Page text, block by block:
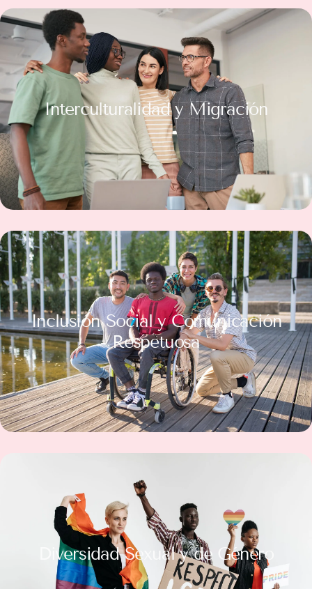
Interculturalidad y Migración
Inclusión Social y Comunicación
Respetuosa
Diversidad Sexual y de Género